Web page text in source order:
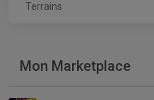
Terrains
Mon Marketplace